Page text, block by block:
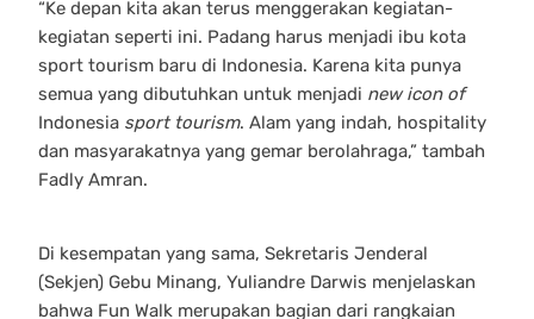
“Ke depan kita akan terus menggerakan kegiatan-
kegiatan seperti ini. Padang harus menjadi ibu kota
sport tourism baru di Indonesia. Karena kita punya
semua yang dibutuhkan untuk menjadi new icon of
Indonesia sport tourism. Alam yang indah, hospitality
dan masyarakatnya yang gemar berolahraga,” tambah
Fadly Amran.
Di kesempatan yang sama, Sekretaris Jenderal
(Sekjen) Gebu Minang, Yuliandre Darwis menjelaskan
bahwa Fun Walk merupakan bagian dari rangkaian